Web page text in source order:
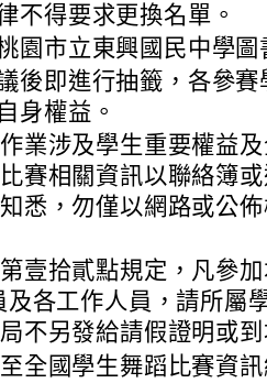
不得要求更換名單。
園市立東興國民中學
後即進行抽籤，各參
身權益。
業涉及學生重要權益
賽相關資訊以聯絡簿
悉，勿僅以網路或公
壹拾貳點規定，凡參
及各工作人員，請所屬
不另發給請假證明或
全國學生舞蹈比賽資